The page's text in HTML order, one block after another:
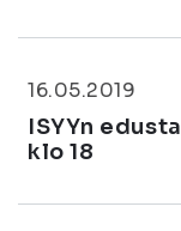
16.05.2019
ISYYn
klo 18